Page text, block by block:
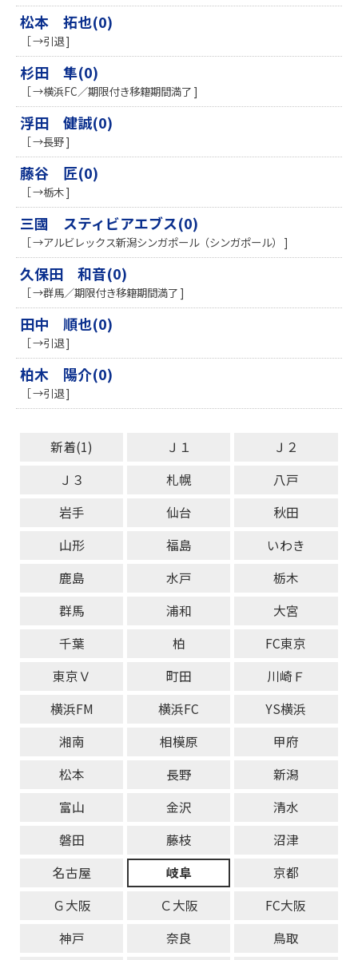
松本 拓也(0)
［ →引退 ]
杉田 隼(0)
［ →横浜FC／期限付き移籍期間満了 ]
浮田 健誠(0)
［ →長野 ]
藤谷 匠(0)
［ →栃木 ]
三國 スティビアエブス(0)
［ →アルビレックス新潟シンガポール（シンガポール） ]
久保田 和音(0)
［ →群馬／期限付き移籍期間満了 ]
田中 順也(0)
［ →引退 ]
柏木 陽介(0)
［ →引退 ]
新着(1) Ｊ１
Ｊ２
Ｊ３
札幌
八戸
岩手
仙台
秋田
山形
福島
いわき
鹿島
水戸
栃木
群馬
浦和
大宮
千葉
柏
FC東京
東京Ｖ
町田
川崎Ｆ
横浜FM
横浜FC
YS横浜
湘南
相模原
甲府
松本
長野
新潟
富山
金沢
清水
磐田
藤枝
沼津
名古屋
岐阜
京都
Ｇ大阪
Ｃ大阪
FC大阪
神戸
奈良
鳥取